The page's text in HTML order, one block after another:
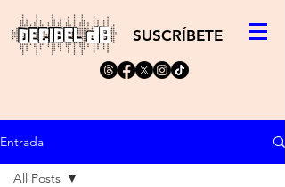
SUSCRÍBETE
Entrada
All Posts